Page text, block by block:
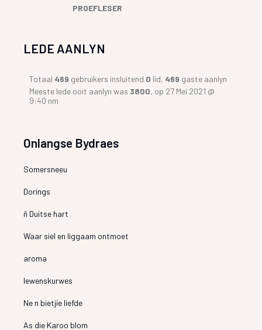
PROEFLESER
LEDE AANLYN
Totaal 469 gebruikers insluitend 0 lid, 469 gaste aanlyn
Meeste lede ooit aanlyn was 3800, op 27 Mei 2021 @
9:40 nm
Onlangse Bydraes
Somersneeu
Dorings
ñ Duitse hart
Waar siel en liggaam ontmoet
aroma
lewenskurwes
Ne n bietjie liefde
As die Karoo blom